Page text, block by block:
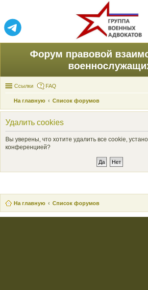
Форум правовой
Ссылки FAQ
На главную
Список форумов
Удалить cookies
Вы уверены, что хотите удалить все cookie,
конференцией?
На главную Список форумов